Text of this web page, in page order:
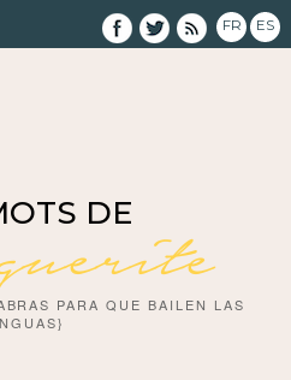
FR ES
DE
PARA QUE BAILEN LAS